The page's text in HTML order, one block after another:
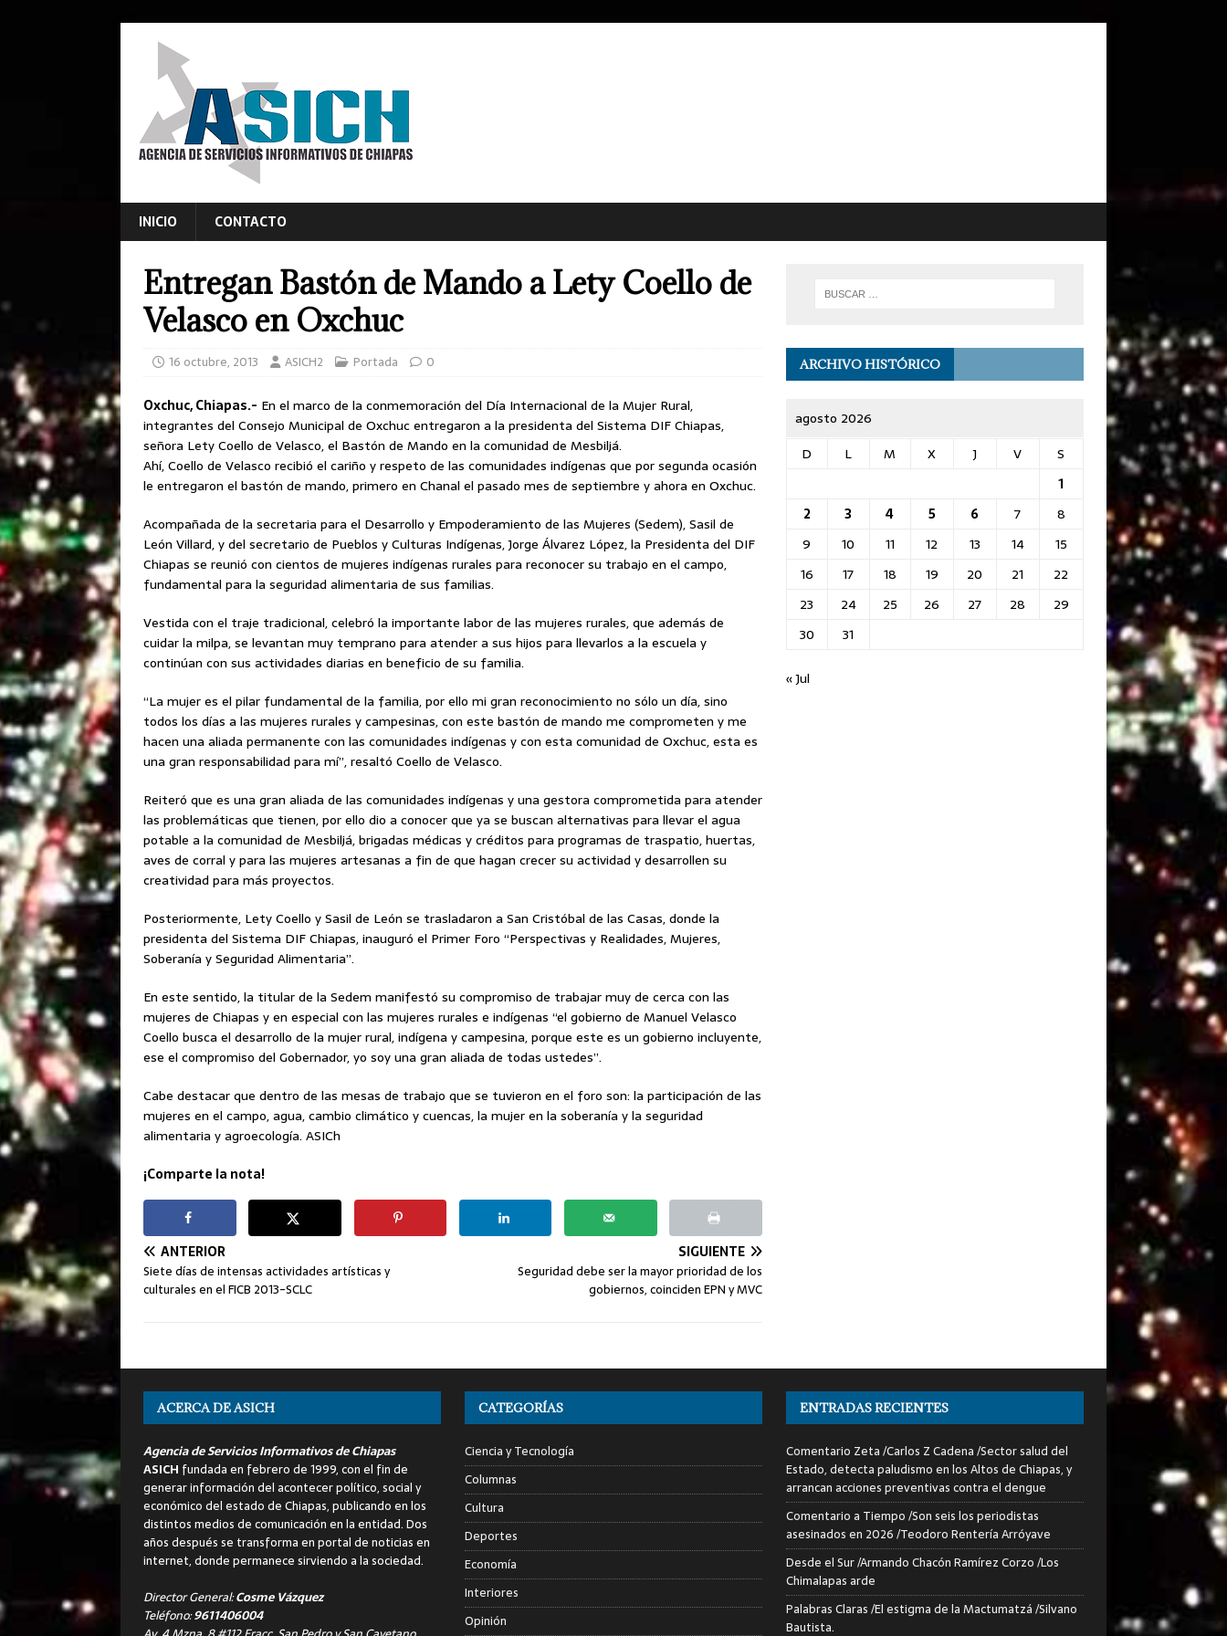
INICIO CONTACTO
Entregan Bastón de Mando a Lety Coello de
Velasco en Oxchuc
16 octubre, 2013 ASICH2 Portada 0
Oxchuc, Chiapas.- En el marco de la conmemoración del Día Internacional de la Mujer Rural,
integrantes del Consejo Municipal de Oxchuc entregaron a la presidenta del Sistema DIF Chiapas,
señora Lety Coello de Velasco, el Bastón de Mando en la comunidad de Mesbiljá.
Ahí, Coello de Velasco recibió el cariño y respeto de las comunidades indígenas que por segunda ocasión
le entregaron el bastón de mando, primero en Chanal el pasado mes de septiembre y ahora en Oxchuc.
Acompañada de la secretaria para el Desarrollo y Empoderamiento de las Mujeres (Sedem), Sasil de
León Villard, y del secretario de Pueblos y Culturas Indígenas, Jorge Álvarez López, la Presidenta del DIF
Chiapas se reunió con cientos de mujeres indígenas rurales para reconocer su trabajo en el campo,
fundamental para la seguridad alimentaria de sus familias.
Vestida con el traje tradicional, celebró la importante labor de las mujeres rurales, que además de
cuidar la milpa, se levantan muy temprano para atender a sus hijos para llevarlos a la escuela y
continúan con sus actividades diarias en beneficio de su familia.
“La mujer es el pilar fundamental de la familia, por ello mi gran reconocimiento no sólo un día, sino
todos los días a las mujeres rurales y campesinas, con este bastón de mando me comprometen y me
hacen una aliada permanente con las comunidades indígenas y con esta comunidad de Oxchuc, esta es
una gran responsabilidad para mí”, resaltó Coello de Velasco.
Reiteró que es una gran aliada de las comunidades indígenas y una gestora comprometida para atender
las problemáticas que tienen, por ello dio a conocer que ya se buscan alternativas para llevar el agua
potable a la comunidad de Mesbiljá, brigadas médicas y créditos para programas de traspatio, huertas,
aves de corral y para las mujeres artesanas a fin de que hagan crecer su actividad y desarrollen su
creatividad para más proyectos.
Posteriormente, Lety Coello y Sasil de León se trasladaron a San Cristóbal de las Casas, donde la
presidenta del Sistema DIF Chiapas, inauguró el Primer Foro “Perspectivas y Realidades, Mujeres,
Soberanía y Seguridad Alimentaria”.
En este sentido, la titular de la Sedem manifestó su compromiso de trabajar muy de cerca con las
mujeres de Chiapas y en especial con las mujeres rurales e indígenas “el gobierno de Manuel Velasco
Coello busca el desarrollo de la mujer rural, indígena y campesina, porque este es un gobierno incluyente,
ese el compromiso del Gobernador, yo soy una gran aliada de todas ustedes”.
Cabe destacar que dentro de las mesas de trabajo que se tuvieron en el foro son: la participación de las
mujeres en el campo, agua, cambio climático y cuencas, la mujer en la soberanía y la seguridad
alimentaria y agroecología. ASICh
¡Comparte la nota!
ANTERIOR
Siete días de intensas actividades artísticas y
culturales en el FICB 2013-SCLC
SIGUIENTE
Seguridad debe ser la mayor prioridad de los
gobiernos, coinciden EPN y MVC
ARCHIVO HISTÓRICO
agosto 2026
D
L M X J V
S
1
2
3 4 5 6 7
8
9
10 11 12 13 14
15
16
17 18 19 20 21
22
23
24 25 26 27 28
29
30
31
« Jul
ACERCA DE ASICH
Agencia de Servicios Informativos de Chiapas
ASICH fundada en febrero de 1999, con el fin de
generar información del acontecer político, social y
económico del estado de Chiapas, publicando en los
distintos medios de comunicación en la entidad. Dos
años después se transforma en portal de noticias en
internet, donde permanece sirviendo a la sociedad.
Director General:Cosme Vázquez
Teléfono:9611406004
CATEGORÍAS
Ciencia y Tecnología
Columnas
Cultura
Deportes
Economía
Interiores
Opinión
ENTRADAS RECIENTES
Comentario Zeta /Carlos Z Cadena /Sector salud del
Estado, detecta paludismo en los Altos de Chiapas, y
arrancan acciones preventivas contra el dengue
Comentario a Tiempo /Son seis los periodistas
asesinados en 2026 /Teodoro Rentería Arróyave
Desde el Sur /Armando Chacón Ramírez Corzo /Los
Chimalapas arde
Palabras Claras /El estigma de la Mactumatzá /Silvano
Bautista.